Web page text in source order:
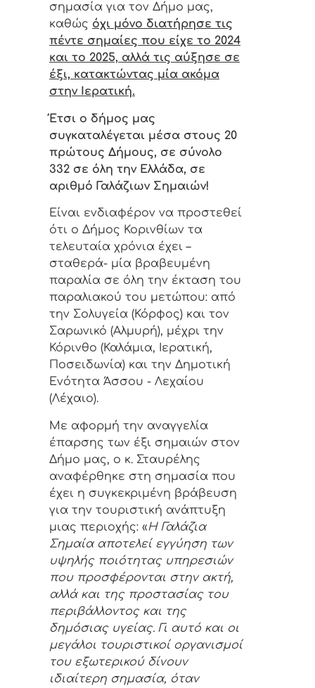
σημασία για τον Δήμο μας,
καθώς όχι μόνο διατήρησε τις
πέντε σημαίες που είχε το 2024
και το 2025, αλλά τις αύξησε σε
έξι, κατακτώντας μία ακόμα
στην Ιερατική.
Έτσι ο δήμος μας
συγκαταλέγεται μέσα στους 20
πρώτους Δήμους, σε σύνολο
332 σε όλη την Ελλάδα, σε
αριθμό Γαλάζιων Σημαιών!
Είναι ενδιαφέρον να προστεθεί
ότι ο Δήμος Κορινθίων τα
τελευταία χρόνια έχει –
σταθερά- μία βραβευμένη
παραλία σε όλη την έκταση του
παραλιακού του μετώπου: από
την Σολυγεία (Κόρφος) και τον
Σαρωνικό (Αλμυρή), μέχρι την
Κόρινθο (Καλάμια, Ιερατική,
Ποσειδωνία) και την Δημοτική
Ενότητα Άσσου - Λεχαίου
(Λέχαιο).
Με αφορμή την αναγγελία
έπαρσης των έξι σημαιών στον
Δήμο μας, ο κ. Σταυρέλης
αναφέρθηκε στη σημασία που
έχει η συγκεκριμένη βράβευση
για την τουριστική ανάπτυξη
μιας περιοχής: «Η Γαλάζια
Σημαία αποτελεί εγγύηση των
υψηλής ποιότητας υπηρεσιών
που προσφέρονται στην ακτή,
αλλά και της προστασίας του
περιβάλλοντος και της
δημόσιας υγείας. Γι αυτό και οι
μεγάλοι τουριστικοί οργανισμοί
του εξωτερικού δίνουν
ιδιαίτερη σημασία, όταν